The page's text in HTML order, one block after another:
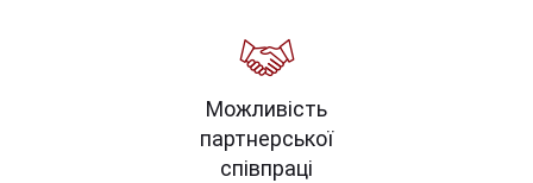
Можливість
партнерської
співпраці